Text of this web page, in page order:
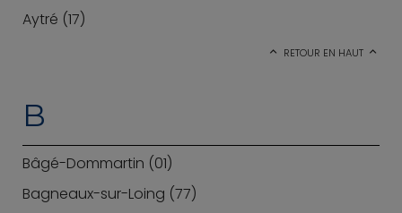
Aytré (17)
RETOUR EN HAUT
B
Bâgé-Dommartin (01)
Bagneaux-sur-Loing (77)